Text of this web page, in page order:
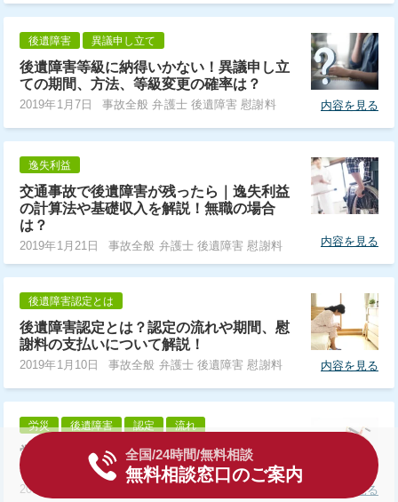
後遺障害 異議申し立て
後遺障害等級に納得いかない！異議申し立
ての期間、方法、等級変更の確率は？
2019年1月7日 事故全般 弁護士 後遺障害 慰謝料 内容を見る
逸失利益
交通事故で後遺障害が残ったら｜逸失利益
の計算法や基礎収入を解説！無職の場合
は？
2019年1月21日 事故全般 弁護士 後遺障害 慰謝料 内容を見る
後遺障害認定とは
後遺障害認定とは？認定の流れや期間、慰
謝料の支払いについて解説！
2019年1月10日 事故全般 弁護士 後遺障害 慰謝料 内容を見る
労災 後遺障害 認定 流れ
労災の後遺障害等級認定｜申請の流れや給
付金額、認定後の通知について解説！
2019年1月15日 内容を見る
全国/24時間/無料相談
無料相談窓口のご案内